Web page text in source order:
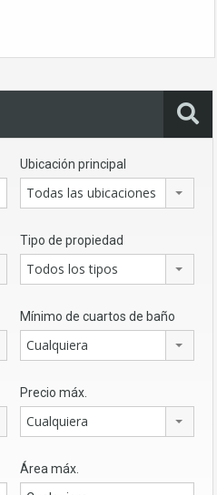
Ubicación principal
Todas las ubicaciones
Tipo de propiedad
Todos los tipos
Mínimo de cuartos de baño
Cualquiera
Precio máx.
Cualquiera
Área máx.